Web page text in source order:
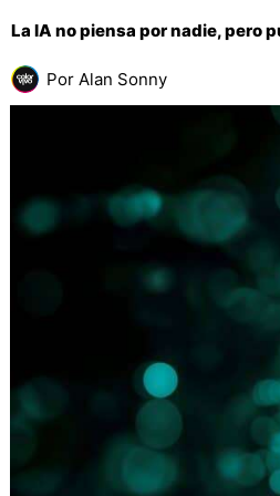
La IA no piensa por nadie, pero
Por Alan Sonny